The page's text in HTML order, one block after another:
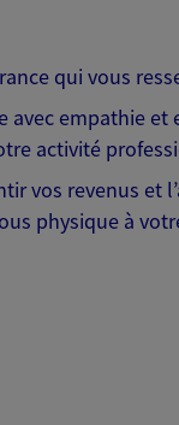
qui vous
avec empathie
activité
vos revenus et
physique à